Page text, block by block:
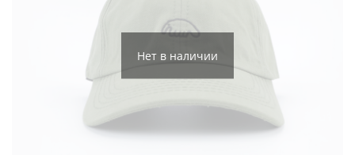
Нет в наличии